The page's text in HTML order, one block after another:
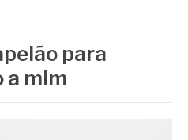
para
a mim